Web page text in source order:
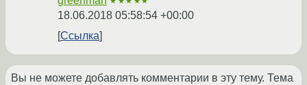
18.06.2018 05:58:54 +00:00
Ссылка
Вы не можете добавлять комментарии в эту тему. Тема